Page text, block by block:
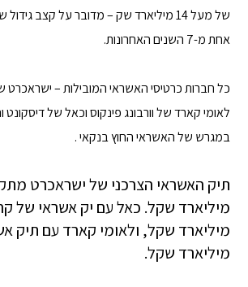
אחת מ-7 השנים האחרונות.
כל חברות כרטיסי האשראי המובילות – ישראכרט
לאומי קארד של וורבונג פינקוס וכאל של דיסקונט
במגרש של האשראי החוץ בנקאי .
מיליארד שקל.